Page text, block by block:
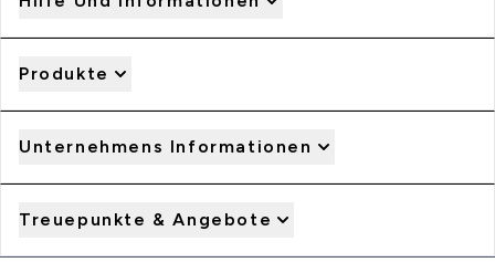
Produkte
Unternehmens Informationen
Treuepunkte & Angebote